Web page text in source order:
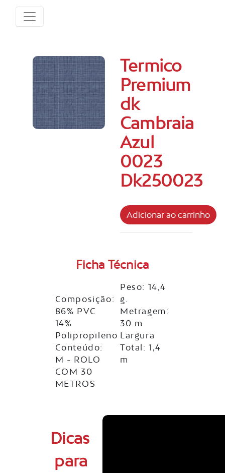
Termico
Premium
dk
Cambraia
Azul
0023
Dk250023
Ficha Técnica
Composição:
86% PVC
14%
Polipropileno
Conteúdo:
M - ROLO
COM 30
METROS
Peso: 14,4
g.
Metragem:
30 m
Largura
Total: 1,4
m
Dicas
para